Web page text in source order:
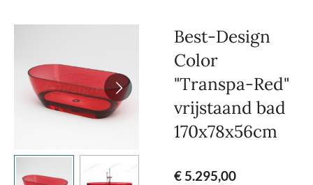
Best-Design
Color
"Transpa-Red"
vrijstaand bad
170x78x56cm
€ 5.295,00